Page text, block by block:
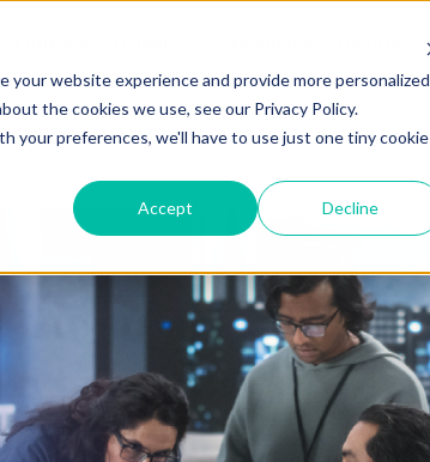
website experience and provide more personalized
the cookies we use, see our Privacy Policy.
your preferences, we'll have to use just one tiny cookie
Accept Decline
HOY